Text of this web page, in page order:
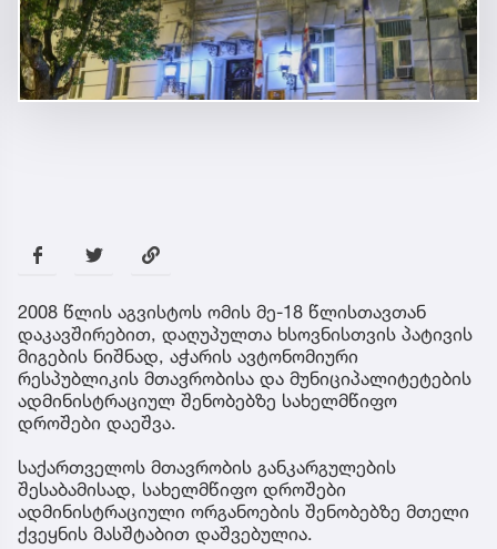
2008 წლის აგვისტოს ომის მე-18 წლისთავთან
დაკავშირებით, დაღუპულთა ხსოვნისთვის პატივის
მიგების ნიშნად, აჭარის ავტონომიური
რესპუბლიკის მთავრობისა და მუნიციპალიტეტების
ადმინისტრაციულ შენობებზე სახელმწიფო
დროშები დაეშვა.
საქართველოს მთავრობის განკარგულების
შესაბამისად, სახელმწიფო დროშები
ადმინისტრაციული ორგანოების შენობებზე მთელი
ქვეყნის მასშტაბით დაშვებულია.